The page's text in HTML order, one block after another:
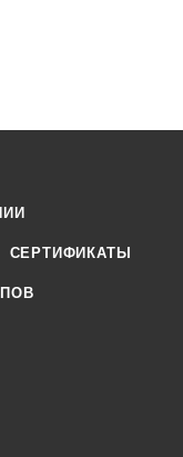
СЕРТИФИКАТЫ